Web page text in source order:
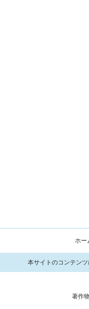
ホー
本サイトのコンテン
著作